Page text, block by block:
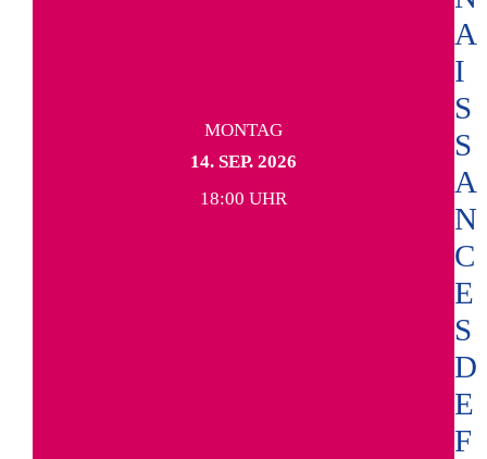
MONTAG
14. SEP. 2026
18:00 UHR
A
I
S
S
A
N
C
E
S
D
E
F